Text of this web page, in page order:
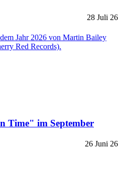
28 Juli 26
Time" im September
26 Juni 26